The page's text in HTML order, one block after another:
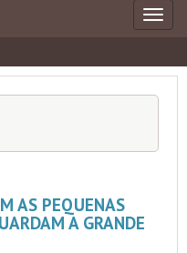
MENU
AS PEQUENAS
A GRANDE